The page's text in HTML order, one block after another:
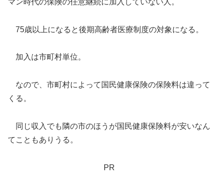
75歳以上になると後期高齢者医療制度の対象になる。
加入は市町村単位。
なので、市町村によって国民健康保険の保険料は違って
くる。
同じ収入でも隣の市のほうが国民健康保険料が安いなん
てこともありうる。
PR